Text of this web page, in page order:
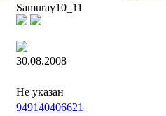
Samuray10_11
30.08.2008
Не указан
949140406621